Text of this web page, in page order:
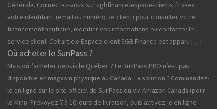
Générale. Connectez-vous sur sgbfinance.espace-clients.fr avec
votre identifiant (email ou numéro de client) pour consulter votre
financement nautique, modifier vos informations ou contacter le
service client. Cet article Espace client SGB Finance est apparu […]
Où acheter le SunPass ?
Mais où l’acheter depuis le Québec ? Le SunPass PRO n’est pas
disponible en magasin physique au Canada. La solution ? Commandez-
le en ligne sur le site officiel de SunPass ou via Amazon Canada (pour
le Mini). Prévoyez 7 à 10 jours de livraison, puis activez-le en ligne